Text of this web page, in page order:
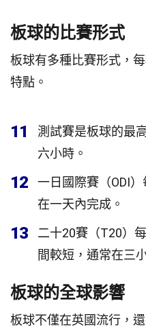
板球的比賽形式
板球有多種比賽形式，
特點。
11
測試賽是板球的最
六小時。
12
一日國際賽（ODI
在一天內完成。
13
二十20賽（T20）
間較短，通常在三
板球的全球影響
板球不僅在英國流行，